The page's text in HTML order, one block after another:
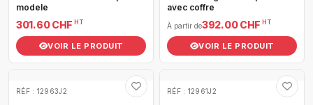
modele
301.60 CHF HT
VOIR LE PRODUIT
avec coffre
À partir de392.00 CHF HT
VOIR LE PRODUIT
RÉF : 12963J2 RÉF : 12961J2